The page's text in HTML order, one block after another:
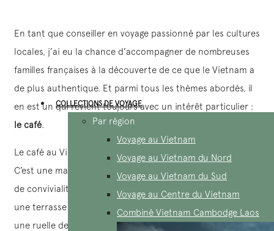
COLLECTIONS DE VOYAGE
Par région
Voyage au Vietnam
Voyage au Vietnam du Nord
Voyage au Vietnam du Sud
Voyage au Centre du Vietnam
Combiné Vietnam Cambodge Laos
En tant que conseiller en voyage passionné par les cultures
locales, j’ai eu la chance d’accompagner de nombreuses
familles françaises à la découverte de ce que le Vietnam a
de plus authentique. Et parmi tous les thèmes abordés, il
en est un qui revient toujours avec un intérêt particulier :
le café.
Le café au Vietnam, ce n’est pas seulement une boisson.
C’est une manière de vivre, une spécialité, et un symbole
de convivialité. Mais au-delà de la tasse fumante servie sur
une terrasse de Hanoï ou d’un café glacé dégusté dans
une ruelle de Saïgon, il y a tout un monde à explorer : des